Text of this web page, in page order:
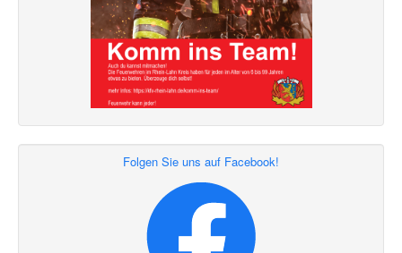
Folgen Sie uns auf Facebook!